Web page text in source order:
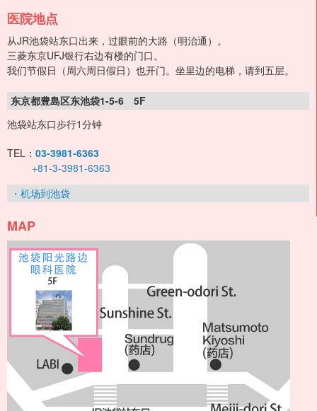
医院地点
从JR池袋站东口出来，过眼前的大路（明治通）。
三菱东京UFJ银行右边有楼的门口。
我们节假日（周六周日假日）也开门。坐里边的电梯，请到五层。
东京都豊島区东池袋1-5-6 5F
池袋站东口步行1分钟
TEL： 03-3981-6363
+81-3-3981-6363
・机场到池袋
MAP